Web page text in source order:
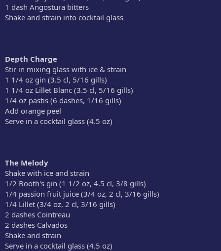
1 dash Angostura bitters
Shake and strain into cocktail glass
Depth Charge
Stir in mixing glass with ice & strain
1 1/4 oz gin (3.5 cl, 5/16 gills)
1 1/4 oz Lillet Blanc (3.5 cl, 5/16 gills)
1/4 oz pastis (6 dashes, 1/16 gills)
Add orange peel
Serve in a cocktail glass (4.5 oz)
The Melody
Shake with ice and strain
1/2 Booth's gin (1 1/2 oz, 4.5 cl, 3/8 gills)
1/4 passion fruit juice (3/4 oz, 2 cl, 3/16 gills)
1/4 Lillet (3/4 oz, 2 cl, 3/16 gills)
2 dashes Cointreau
2 dashes Calvados
Shake and strain
Serve in a cocktail glass (4.5 oz)